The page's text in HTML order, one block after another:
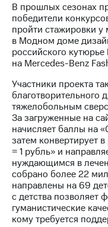
Другое
Регистратор
Реквизиты
Контакты
развитие
деловая этика
На главную
В прошлых сезонах
победители
пройти стажировки
в Модном доме
российского
на Mercedes-Benz
Участники проекта
благотворительного
тяжелобольным
За загруженные на
начисляет баллы на
затем конвертирует
= 1 рубль» и
нуждающимся в
собрано более 22
направлены на 69
с детства позволяет
гуманистические
кому требуется